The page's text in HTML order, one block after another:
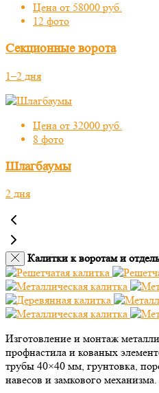
Цена от 58000 руб.
12 фото
Секционные ворота
1–2 дня
Цена от 32000 руб.
8 фото
Шлагбаумы
2 дня
Калитки к воротам и
Изготовление и монтаж
профнастила и кованых
трубы 40×40 мм, грунтовка,
навесов и замкового механизма.